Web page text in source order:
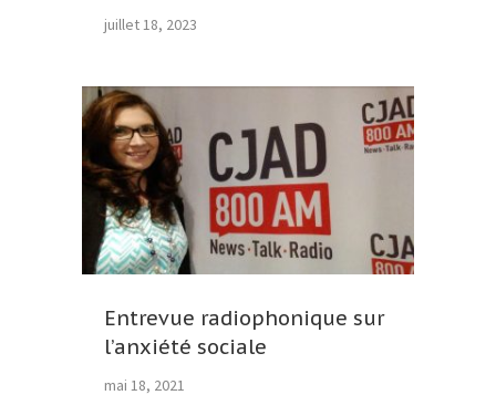
juillet 18, 2023
Entrevue radiophonique sur
l’anxiété sociale
mai 18, 2021